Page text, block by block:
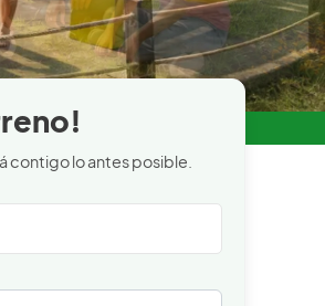
contigo lo antes posible.